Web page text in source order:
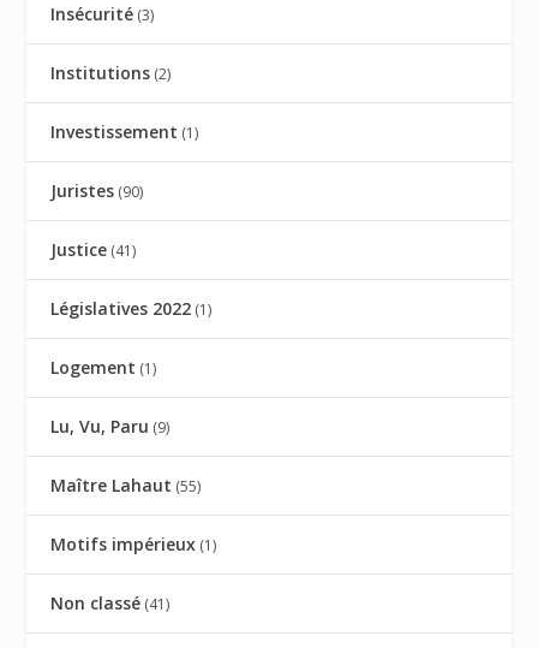
Insécurité (3)
Institutions (2)
Investissement (1)
Juristes (90)
Justice (41)
Législatives 2022 (1)
Logement (1)
Lu, Vu, Paru (9)
Maître Lahaut (55)
Motifs impérieux (1)
Non classé (41)